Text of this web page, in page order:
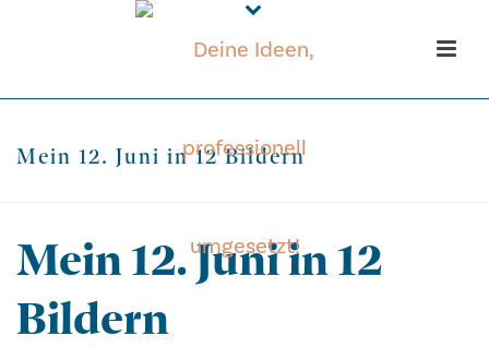
Mein 12. Juni in 12 Bildern
Mein 12. Juni in 12
Bildern